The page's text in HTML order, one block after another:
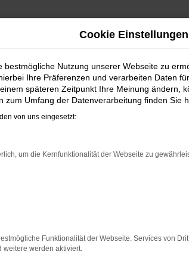
Gütersloh, Osnabrück oder
im Automarkt der Zeitungen
Ergebnis.
bestimmter Seiten verhindern.
beheben.
Cookie Einstellungen
bestmögliche Nutzung unserer Webseite zu
Ihre Präferenzen und verarbeiten Daten
späteren Zeitpunkt Ihre Meinung ändern,
zum Umfang der Datenverarbeitung finden Sie
von uns eingesetzt:
um die Kernfunktionalität der Webseite zu
Funktionalität der Webseite. Services von
weitere werden aktiviert.